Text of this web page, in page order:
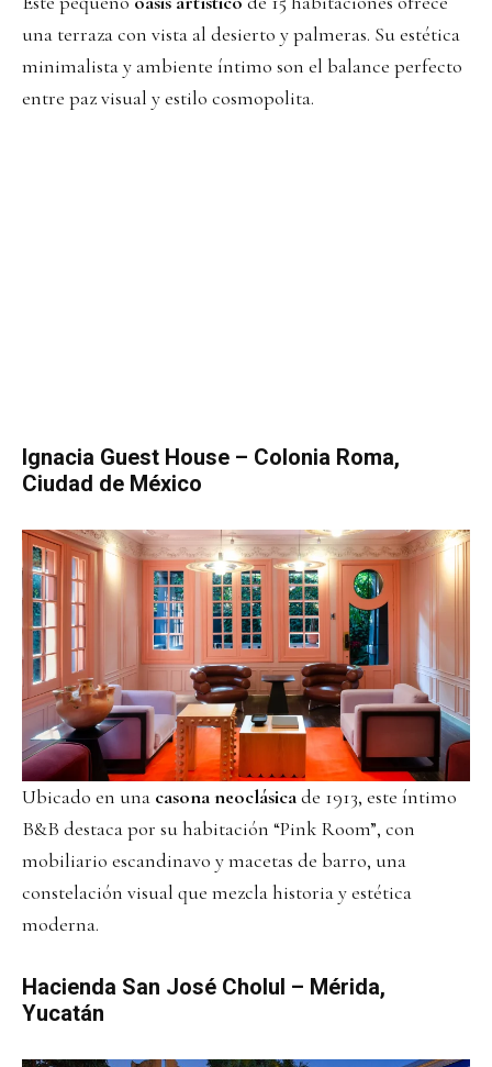
una terraza con vista al desierto y palmeras. Su estética
minimalista y ambiente íntimo son el balance perfecto
entre paz visual y estilo cosmopolita.
Ignacia Guest House – Colonia Roma,
Ciudad de México
Ubicado en una casona neoclásicade 1913, este íntimo
B&B destaca por su habitación “Pink Room”, con
mobiliario escandinavo y macetas de barro, una
constelación visual que mezcla historia y estética
moderna.
Hacienda San José Cholul – Mérida,
Yucatán